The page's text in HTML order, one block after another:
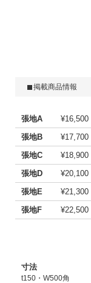
掲載商品情報
張地A
¥16,500
張地B
¥17,700
張地C
¥18,900
張地D
¥20,100
張地E
¥21,300
張地F
¥22,500
寸法
t150・W500角